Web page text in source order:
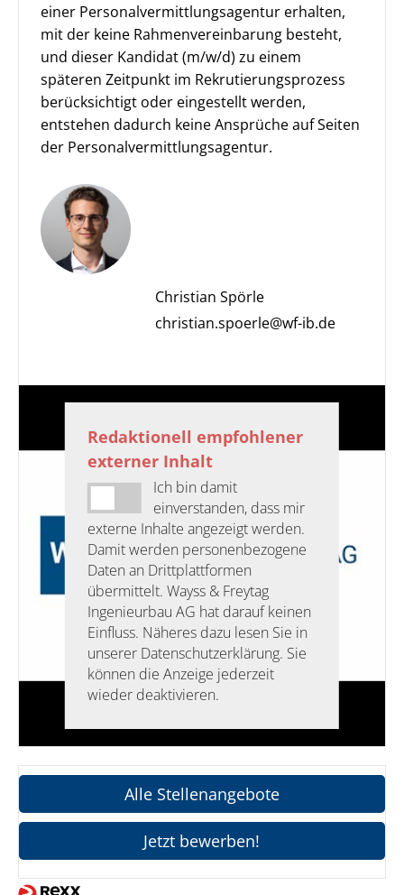
einer Personalvermittlungsagentur erhalten,
mit der keine Rahmenvereinbarung besteht,
und dieser Kandidat (m/w/d) zu einem
späteren Zeitpunkt im Rekrutierungs­prozess
berücksichtigt oder eingestellt werden,
entstehen dadurch keine Ansprüche auf Seiten
der Personalvermittlungsagentur.
Christian Spörle
christian.spoerle@wf-ib.de
Redaktionell empfohlener
externer Inhalt
Ich bin damit
einverstanden, dass mir
externe Inhalte angezeigt werden.
Damit werden personenbezogene
Daten an Drittplattformen
übermittelt. Wayss & Freytag
Ingenieurbau AG hat darauf keinen
Einfluss. Näheres dazu lesen Sie in
unserer Datenschutzerklärung. Sie
können die Anzeige jederzeit
wieder deaktivieren.
Alle Stellenangebote
Jetzt bewerben!